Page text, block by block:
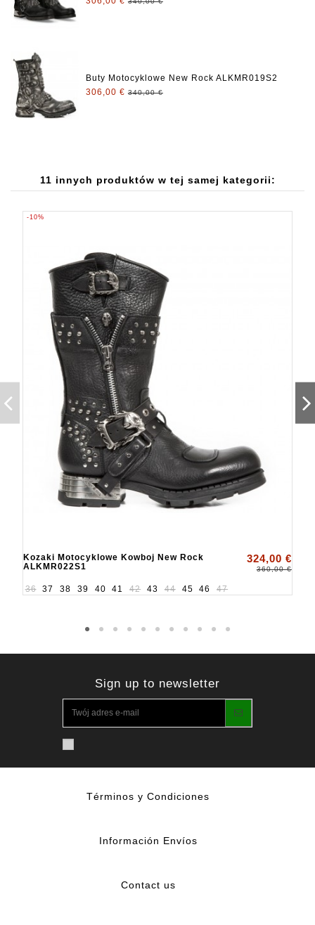
Buty Motocyklowe New Rock ALKMR019S2
306,00 € 340,00 €
11 innych produktów w tej samej kategorii:
-10%
Kozaki Motocyklowe Kowboj New Rock
ALKMR022S1
324,00 €
360,00 €
36 37 38 39 40 41 42 43 44 45 46 47
Sign up to newsletter
Términos y Condiciones
Información Envíos
Contact us